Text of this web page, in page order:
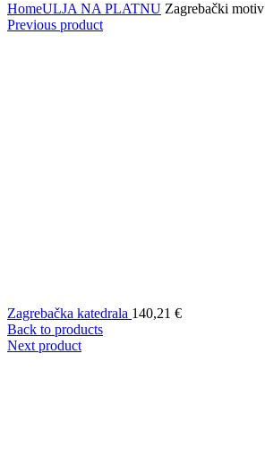
HomeULJA NA PLATNU Zagrebački motiv
Previous product
Zagrebačka katedrala 140,21 €
Back to products
Next product